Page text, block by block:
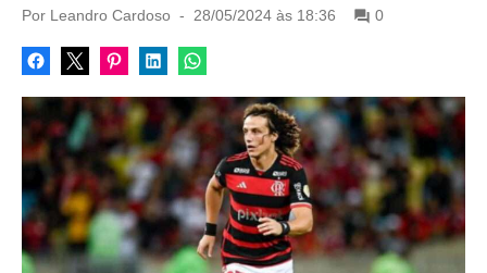
Por Leandro Cardoso
P
s
t
d
o
28/05/2024 às 18:36 0